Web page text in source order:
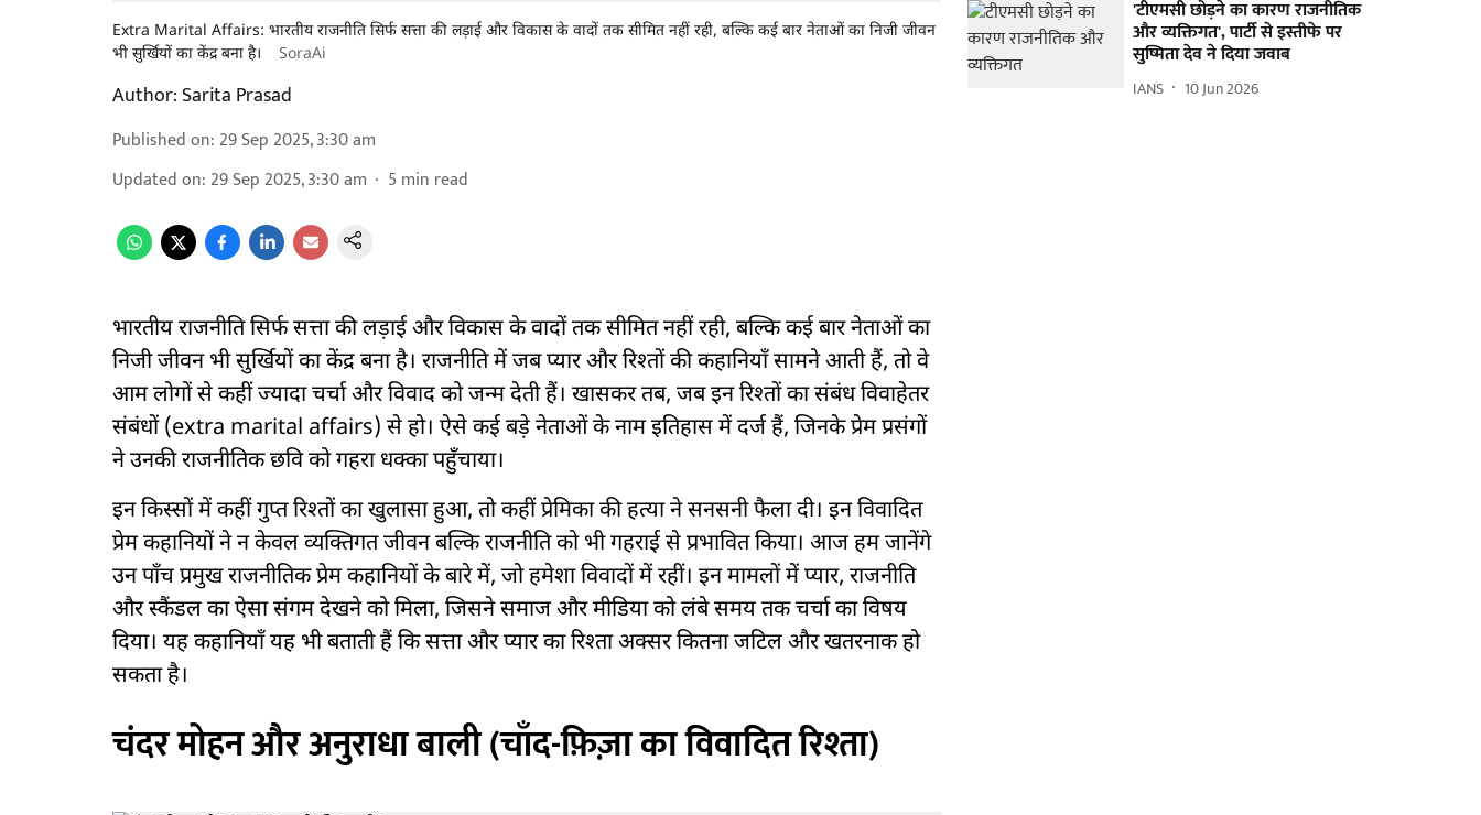
Extra Marital Affairs: भारतीय राजनीति सिर्फ सत्ता की लड़ाई और विकास के वादों तक सीमित नहीं रही, बल्कि कई बार नेताओं का निजी जीवन
भी सुर्खियों का केंद्र बना है।
SoraAi
Author:Sarita Prasad
Published on: 29 Sep 2025, 3:30 am
Updated on: 29 Sep 2025, 3:30 am 5min read
भारतीय राजनीति सिर्फ सत्ता की लड़ाई और विकास के वादों तक सीमित नहीं रही, बल्कि कई बार नेताओं का
निजी जीवन भी सुर्खियों का केंद्र बना है। राजनीति में जब प्यार और रिश्तों की कहानियाँ सामने आती हैं, तो वे
आम लोगों से कहीं ज्यादा चर्चा और विवाद को जन्म देती हैं। खासकर तब, जब इन रिश्तों का संबंध विवाहेतर
संबंधों (extra marital affairs) से हो। ऐसे कई बड़े नेताओं के नाम इतिहास में दर्ज हैं, जिनके प्रेम प्रसंगों
ने उनकी राजनीतिक छवि को गहरा धक्का पहुँचाया।
इन किस्सों में कहीं गुप्त रिश्तों का खुलासा हुआ, तो कहीं प्रेमिका की हत्या ने सनसनी फैला दी। इन विवादित
प्रेम कहानियों ने न केवल व्यक्तिगत जीवन बल्कि राजनीति को भी गहराई से प्रभावित किया। आज हम जानेंगे
उन पाँच प्रमुख राजनीतिक प्रेम कहानियों के बारे में, जो हमेशा विवादों में रहीं। इन मामलों में प्यार, राजनीति
और स्कैंडल का ऐसा संगम देखने को मिला, जिसने समाज और मीडिया को लंबे समय तक चर्चा का विषय
दिया। यह कहानियाँ यह भी बताती हैं कि सत्ता और प्यार का रिश्ता अक्सर कितना जटिल और खतरनाक हो
सकता है।
चंदर मोहन और अनुराधा बाली (चाँद-फ़िज़ा का विवादित रिश्ता)
'टीएमसी छोड़ने का कारण राजनीतिक
और व्यक्तिगत', पार्टी से इस्तीफे पर
सुष्मिता देव ने दिया जवाब
IANS 10 Jun 2026